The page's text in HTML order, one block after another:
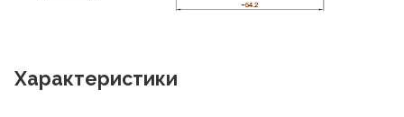
Характеристики